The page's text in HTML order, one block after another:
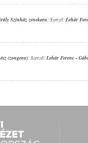
Színház zenekara; Szerző: Lehár
(zongora); Szerző: Lehár Ferenc -